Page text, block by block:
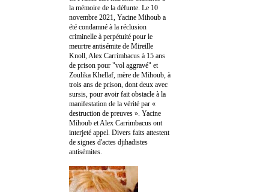
la mémoire de la défunte. Le 10
novembre 2021, Yacine Mihoub a
été condamné à la réclusion
criminelle à perpétuité pour le
meurtre antisémite de Mireille
Knoll, Alex Carrimbacus à 15 ans
de prison pour "vol aggravé" et
Zoulika Khellaf, mère de Mihoub, à
trois ans de prison, dont deux avec
sursis, pour avoir fait obstacle à la
manifestation de la vérité par «
destruction de preuves ». Yacine
Mihoub et Alex Carrimbacus ont
interjeté appel. Divers faits attestent
de signes d'actes djihadistes
antisémites.